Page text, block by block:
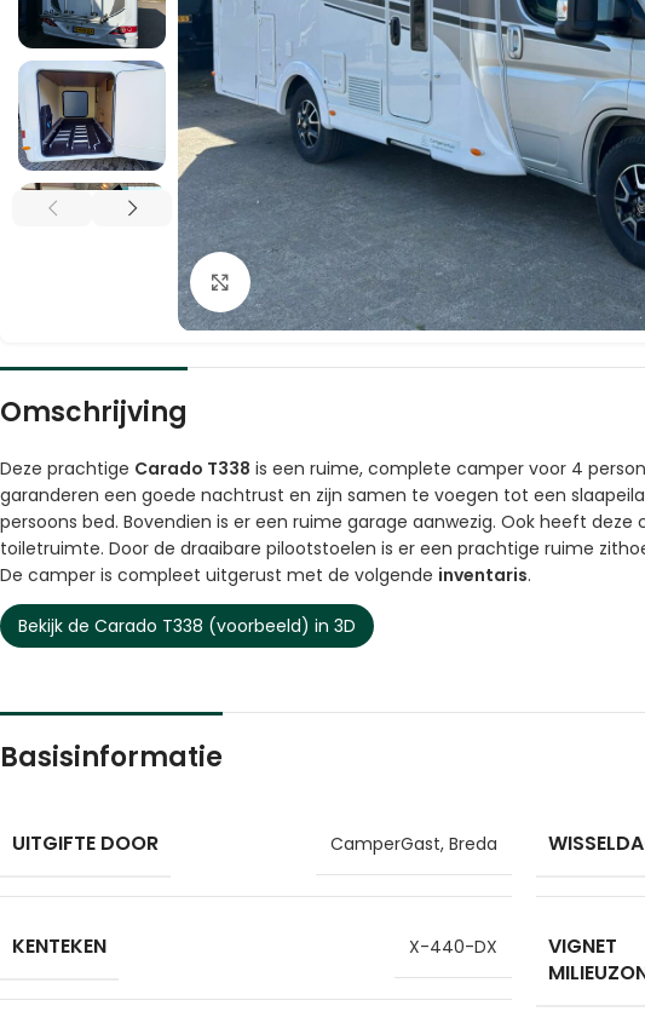
Vergroten
Omschrijving
Deze prachtige Carado T338 is een ruime, complete camper voor 4
garanderen een goede nachtrust en zijn samen te voegen tot een
persoons bed. Bovendien is er een ruime garage aanwezig. Ook heeft
toiletruimte. Door de draaibare pilootstoelen is er een prachtige ruime
De camper is compleet uitgerust met de volgende inventaris.
Bekijk de Carado T338 (voorbeeld) in 3D
Basisinformatie
UITGIFTE DOOR CamperGast, Breda
KENTEKEN X-440-DX
VIGNET